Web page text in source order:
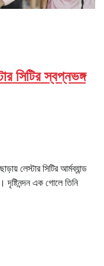
সিটির স্বপ্নভঙ্গ
লেস্টার সিটির আর্মব্যান্ড
দৃষ্টিনন্দন এক গোলে তিনি